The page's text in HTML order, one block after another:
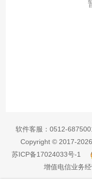
软件客服： 0512-
Copyright © 2017-
苏ICP备17024033号-1
增值电信业务